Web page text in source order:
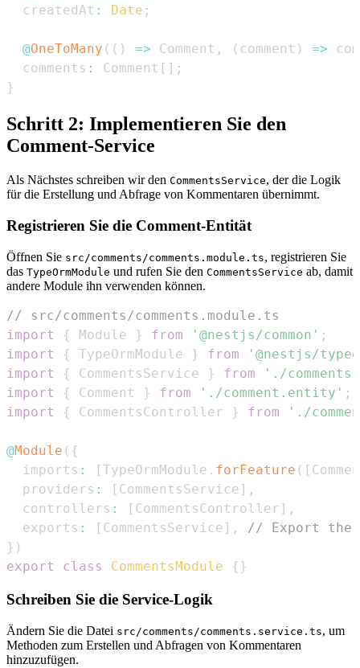
  createdAt
: Date ;
@OneToMany ( ( ) => Comment , ( comment ) =>
  comments
: Comment [ ] ;
}
Schritt 2: Implementieren Sie den
Comment-Service
Als Nächstes schreiben wir den CommentsService, der die Logik
für die Erstellung und Abfrage von Kommentaren übernimmt.
Registrieren Sie die Comment-Entität
Öffnen Sie src/comments/comments.module.ts, registrieren Sie
das TypeOrmModule und rufen Sie den CommentsService ab, damit
andere Module ihn verwenden können.
// src/comments/comments.module.ts
import
{ Module } from '@nestjs/common' ;
import
{ TypeOrmModule } from
'@nestjs/
import
{ CommentsService } from
'./
import
{ Comment } from './comment.entity' ;
import
{ CommentsController } from './
@Module ( {
  imports
: [TypeOrmModule . forFeature ( [
  providers
: [ CommentsService ] ,
  controllers
: [ CommentsController ] ,
  exports
: [ CommentsService ] ,
// Export the
} )
export
class CommentsModule { }
Schreiben Sie die Service-Logik
Ändern Sie die Datei src/comments/comments.service.ts, um
Methoden zum Erstellen und Abfragen von Kommentaren
hinzuzufügen.